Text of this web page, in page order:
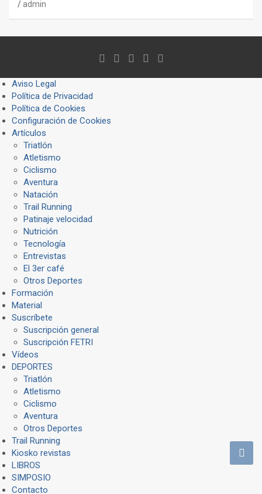
admin
Aviso Legal
Política de Privacidad
Política de Cookies
Configuración de Cookies
Artículos
Triatlón
Atletismo
Ciclismo
Aventura
Natación
Trail Running
Patinaje velocidad
Nutrición
Tecnología
Entrevistas
El 3er café
Otros Deportes
Formación
Material
Suscríbete
Suscripción general
Suscripción FETRI
Vídeos
DEPORTES
Triatlón
Atletismo
Ciclismo
Aventura
Otros Deportes
Trail Running
Kiosko revistas
LIBROS
SIMPOSIO
Contacto